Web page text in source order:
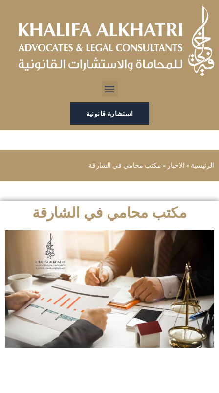
تخطي
المحتوى
Menu
استشارة قانونية
الرئيسية » الاخبار » مكتب محامي في الشارقة
مكتب محامي في الشارقة